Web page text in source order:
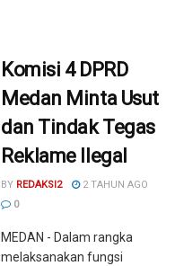
Komisi 4 DPRD
Medan Minta Usut
dan Tindak Tegas
Reklame Ilegal
BY REDAKSI2
2 TAHUN AGO
0
MEDAN - Dalam rangka
melaksanakan fungsi